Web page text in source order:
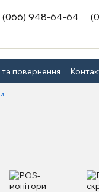
(066) 948-64-64
повернення